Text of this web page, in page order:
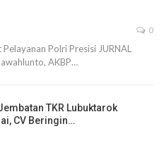
0
Polri Presisi JURNAL
AKBP…
TKR Lubuktarok
CV Beringin…